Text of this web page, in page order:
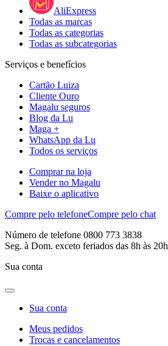
AliExpress
Todas as marcas
Todas as categorias
Todas as subcategorias
Serviços e benefícios
Cartão Luiza
Cliente Ouro
Magalu seguros
Blog da Lu
Maga +
WhatsApp da Lu
Todos os serviços
Comprar na loja
Vender no Magalu
Baixe o aplicativo
Compre pelo telefoneCompre pelo chat
Número de telefone 0800 773 3838
Seg. à Dom. exceto feriados das 8h às 20h
Sua conta
Sua conta
Meus pedidos
Trocas e cancelamentos